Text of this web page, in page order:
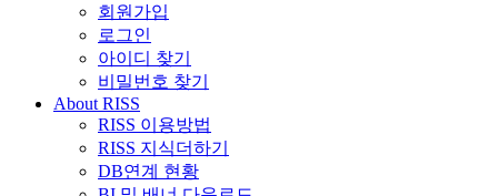
회원가입
로그인
아이디 찾기
비밀번호 찾기
About RISS
RISS 이용방법
RISS 지식더하기
DB연계 현황